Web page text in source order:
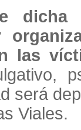
las
será
Viales.